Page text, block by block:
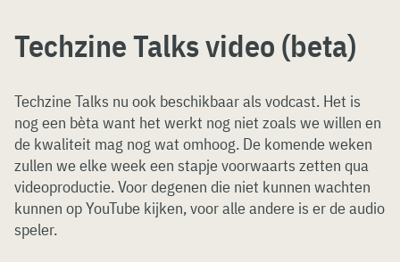
Techzine Talks video (beta)
Techzine Talks nu ook beschikbaar als vodcast. Het is
nog een bèta want het werkt nog niet zoals we willen en
de kwaliteit mag nog wat omhoog. De komende weken
zullen we elke week een stapje voorwaarts zetten qua
videoproductie. Voor degenen die niet kunnen wachten
kunnen op YouTube kijken, voor alle andere is er de audio
speler.